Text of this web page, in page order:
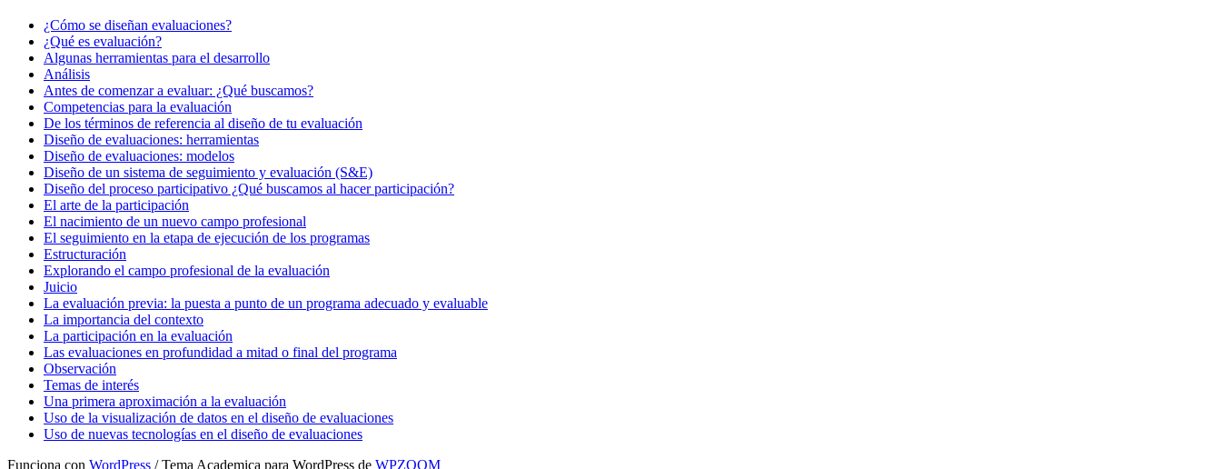
¿Cómo se diseñan evaluaciones?
¿Qué es evaluación?
Algunas herramientas para el desarrollo
Análisis
Antes de comenzar a evaluar: ¿Qué buscamos?
Competencias para la evaluación
De los términos de referencia al diseño de tu evaluación
Diseño de evaluaciones: herramientas
Diseño de evaluaciones: modelos
Diseño de un sistema de seguimiento y evaluación (S&E)
Diseño del proceso participativo ¿Qué buscamos al hacer participación?
El arte de la participación
El nacimiento de un nuevo campo profesional
El seguimiento en la etapa de ejecución de los programas
Estructuración
Explorando el campo profesional de la evaluación
Juicio
La evaluación previa: la puesta a punto de un programa adecuado y evaluable
La importancia del contexto
La participación en la evaluación
Las evaluaciones en profundidad a mitad o final del programa
Observación
Temas de interés
Una primera aproximación a la evaluación
Uso de la visualización de datos en el diseño de evaluaciones
Uso de nuevas tecnologías en el diseño de evaluaciones
Funciona con WordPress / Tema Academica para WordPress de WPZOOM